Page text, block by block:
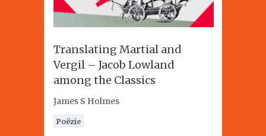
Translating Martial and
Vergil – Jacob Lowland
among the Classics
James S Holmes
Poëzie